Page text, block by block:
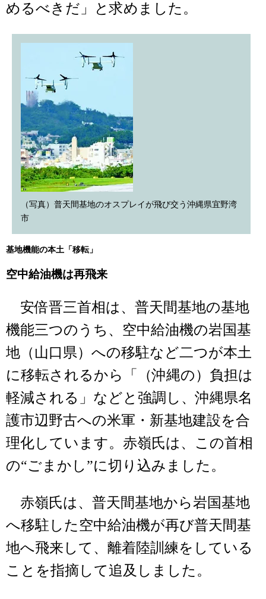
めるべきだ」と求めました。
（写真）普天間基地のオスプレイが飛び交う沖縄県宜野湾
市
基地機能の本土「移転」
空中給油機は再飛来
安倍晋三首相は、普天間基地の基地
機能三つのうち、空中給油機の岩国基
地（山口県）への移駐など二つが本土
に移転されるから「（沖縄の）負担は
軽減される」などと強調し、沖縄県名
護市辺野古への米軍・新基地建設を合
理化しています。赤嶺氏は、この首相
の“ごまかし”に切り込みました。
赤嶺氏は、普天間基地から岩国基地
へ移駐した空中給油機が再び普天間基
地へ飛来して、離着陸訓練をしている
ことを指摘して追及しました。